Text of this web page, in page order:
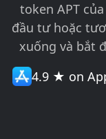
token APT
đầu tư hoặc
xuống và bắt
4.9 ★ on